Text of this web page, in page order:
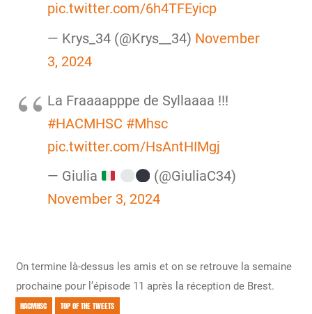
pic.twitter.com/6h4TFEyicp
— Krys_34 (@Krys__34) November
3, 2024
La Fraaaapppe de Syllaaaa !!!
#HACMHSC #Mhsc
pic.twitter.com/HsAntHIMgj
— Giulia
(@GiuliaC34)
November 3, 2024
On termine là-dessus les amis et on se retrouve la semaine
prochaine pour l’épisode 11 après la réception de Brest.
HACMHSC TOP OF THE TWEETS